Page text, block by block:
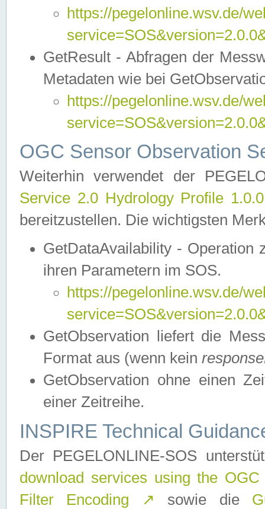
https://pegelonline.wsv.de/
GetResult - Abfragen der
Metadaten wie bei
https://pegelonline.wsv.de/
OGC Sensor Observation
Weiterhin verwendet der
Service 2.0 Hydrology Profile
bereitzustellen. Die wichtigsten
GetDataAvailability - Operation
ihren Parametern im SOS.
https://pegelonline.wsv.de/
GetObservation liefert die
Format aus (wenn kein
GetObservation ohne einen
einer Zeitreihe.
INSPIRE Technical
Der PEGELONLINE-SOS
download services using the
Filter Encoding
↗ sowie die